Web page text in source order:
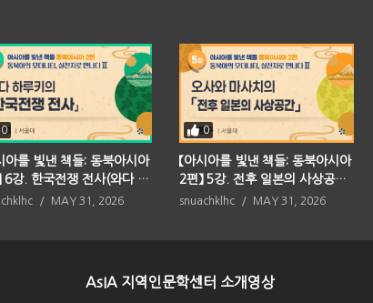
0
아를 빛낸 책들: 동북아시아
6강. 한국전쟁 전사(와다 하
MAY 31, 2026
0
【아시아를 빛낸 책들: 동북아시아
2편】 5강. 전후 일본의 사상공간
(오사와 마사치)
snuachklhc MAY 31, 2026
AsIA 지역인문학센터 소개영상